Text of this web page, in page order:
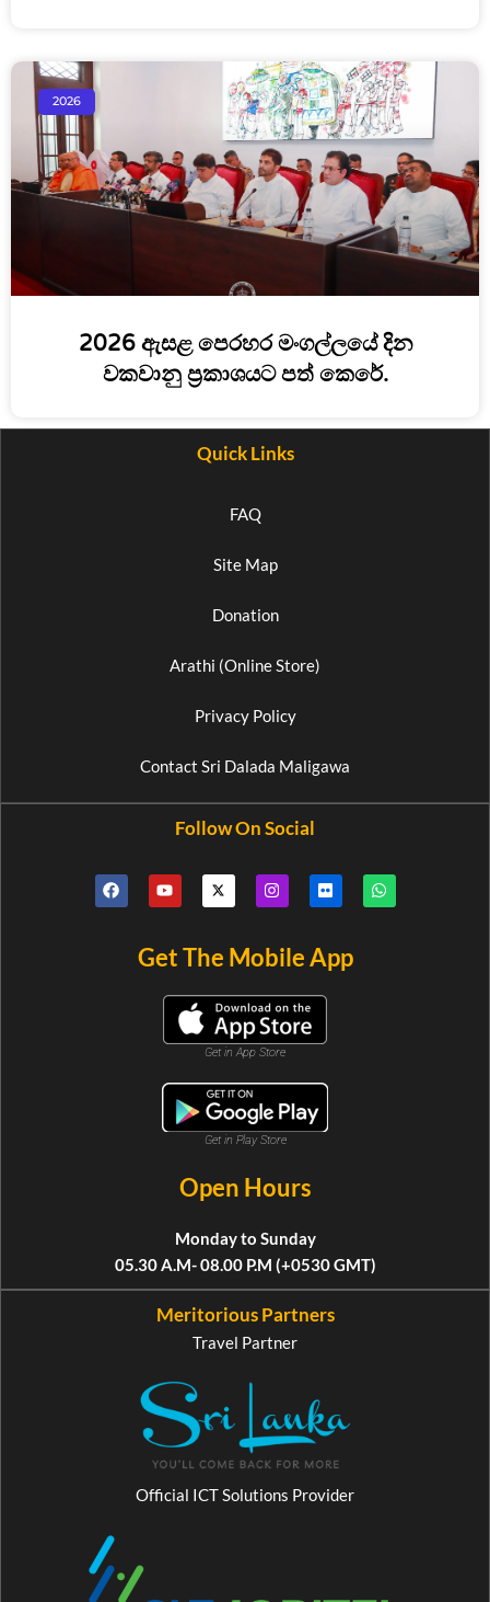
2026
2026 ඇසළ පෙරහර මංගල්ලයේ දින
වකවානු ප්‍රකාශයට පත් කෙරේ.
Quick Links
FAQ
Site Map
Donation
Arathi (Online Store)
Privacy Policy
Contact Sri Dalada Maligawa
Follow On Social
Get The Mobile App
Get in App Store
Get in Play Store
Open Hours
Monday to Sunday
05.30 A.M- 08.00 P.M (+0530 GMT)
Meritorious Partners
Travel Partner
Official ICT Solutions Provider